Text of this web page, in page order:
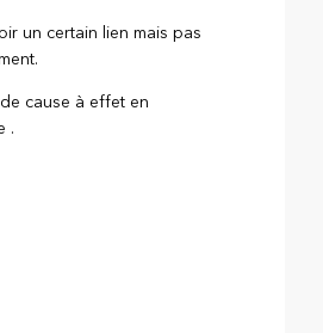
un certain lien mais pas